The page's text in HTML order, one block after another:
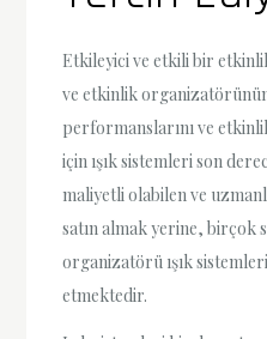
Etkileyici ve etkili bir
ve etkinlik
performanslarını ve
için ışık sistemleri son
maliyetli olabilen ve
satın almak yerine, birçok
organizatörü ışık
etmektedir.